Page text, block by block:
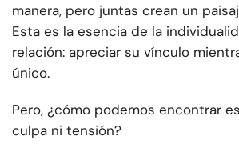
manera, pero juntas crean un
Esta es la esencia de la
relación: apreciar su vínculo
único.
Pero, ¿cómo podemos encontrar
culpa ni tensión?